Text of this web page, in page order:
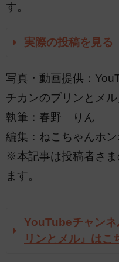
す。
実際の投稿を見る
写真・動画提供：
チカンのプリンとメル
執筆：春野 りん
編集：ねこちゃんホ
※本記事は投稿者さま
ます。
YouTubeチャン
リンとメル』はこ